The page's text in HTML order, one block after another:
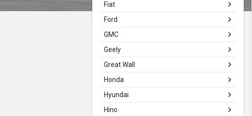
Fiat
Ford
GMC
Geely
Great Wall
Honda
Hyundai
Hino